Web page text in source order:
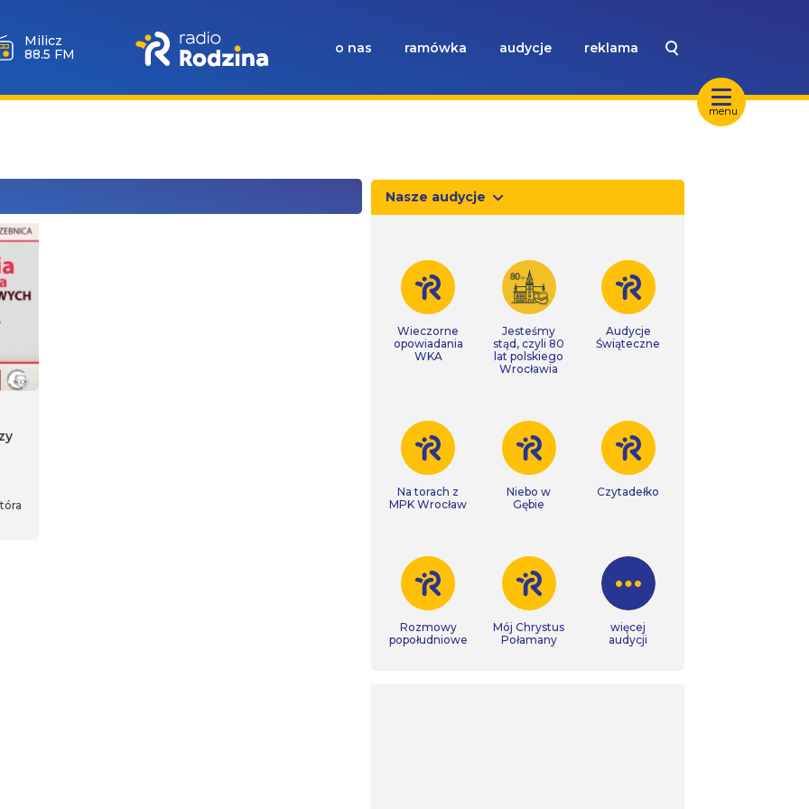
menu
Milicz
88.5 FM
o nas ramówka audycje reklama
Nasze audycje
Wieczorne
opowiadania
WKA
Jesteśmy
stąd, czyli 80
lat polskiego
Wrocławia
Audycje
Świąteczne
Na torach z
MPK Wrocław
Niebo w
Gębie
Czytadełko
Rozmowy
popołudniowe
Mój Chrystus
Połamany
więcej
audycji